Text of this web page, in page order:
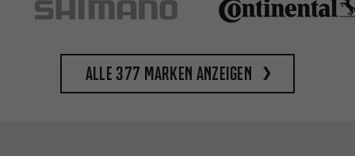
Alle 377 Marken anzeigen